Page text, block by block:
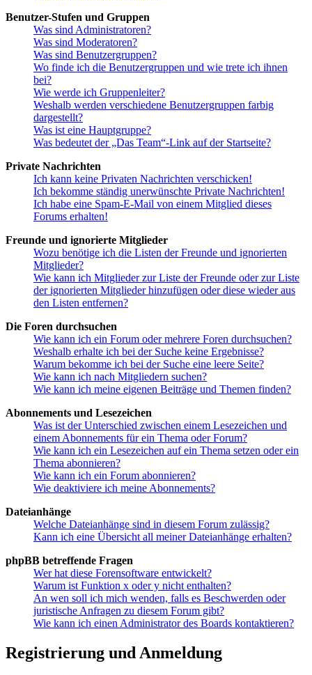
Benutzer-Stufen und Gruppen
Was sind Administratoren?
Was sind Moderatoren?
Was sind Benutzergruppen?
Wo finde ich die Benutzergruppen und wie trete ich ihnen
bei?
Wie werde ich Gruppenleiter?
Weshalb werden verschiedene Benutzergruppen farbig
dargestellt?
Was ist eine Hauptgruppe?
Was bedeutet der „Das Team“-Link auf der Startseite?
Private Nachrichten
Ich kann keine Privaten Nachrichten verschicken!
Ich bekomme ständig unerwünschte Private Nachrichten!
Ich habe eine Spam-E-Mail von einem Mitglied dieses
Forums erhalten!
Freunde und ignorierte Mitglieder
Wozu benötige ich die Listen der Freunde und ignorierten
Mitglieder?
Wie kann ich Mitglieder zur Liste der Freunde oder zur Liste
der ignorierten Mitglieder hinzufügen oder diese wieder aus
den Listen entfernen?
Die Foren durchsuchen
Wie kann ich ein Forum oder mehrere Foren durchsuchen?
Weshalb erhalte ich bei der Suche keine Ergebnisse?
Warum bekomme ich bei der Suche eine leere Seite?
Wie kann ich nach Mitgliedern suchen?
Wie kann ich meine eigenen Beiträge und Themen finden?
Abonnements und Lesezeichen
Was ist der Unterschied zwischen einem Lesezeichen und
einem Abonnements für ein Thema oder Forum?
Wie kann ich ein Lesezeichen auf ein Thema setzen oder ein
Thema abonnieren?
Wie kann ich ein Forum abonnieren?
Wie deaktiviere ich meine Abonnements?
Dateianhänge
Welche Dateianhänge sind in diesem Forum zulässig?
Kann ich eine Übersicht all meiner Dateianhänge erhalten?
phpBB betreffende Fragen
Wer hat diese Forensoftware entwickelt?
Warum ist Funktion x oder y nicht enthalten?
An wen soll ich mich wenden, falls es Beschwerden oder
juristische Anfragen zu diesem Forum gibt?
Wie kann ich einen Administrator des Boards kontaktieren?
Registrierung und Anmeldung